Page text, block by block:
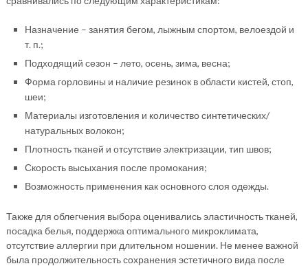
Назначение – занятия бегом, лыжным спортом, велоездой и
т. п.;
Подходящий сезон – лето, осень, зима, весна;
Форма горловины и наличие резинок в области кистей, стоп,
шеи;
Материалы изготовления и количество синтетических/
натуральных волокон;
Плотность тканей и отсутствие электризации, тип швов;
Скорость высыхания после промокания;
Возможность применения как основного слоя одежды.
Также для облегчения выбора оценивались эластичность тканей,
посадка белья, поддержка оптимального микроклимата,
отсутствие аллергии при длительном ношении. Не менее важной
была продолжительность сохранения эстетичного вида после